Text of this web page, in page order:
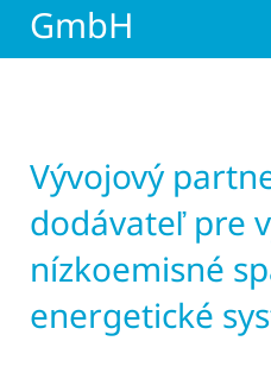
GmbH
Vývojový
dodávateľ pre
nízkoemisné
energetické